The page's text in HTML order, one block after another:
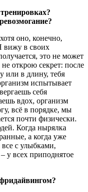
оно, конечно,
вижу в своих
это не может
открою секрет: после
или в длину, тебя
испытывает
себя
вдох, организм
всё в порядке, мы
почти физически.
Когда нырялка
а когда уже
с улыбками,
у всех приподнятое